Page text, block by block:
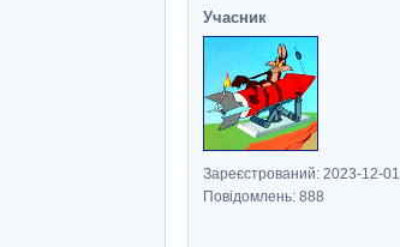
Учасник
Зареєстрований: 2023-12-01
Повідомлень: 888